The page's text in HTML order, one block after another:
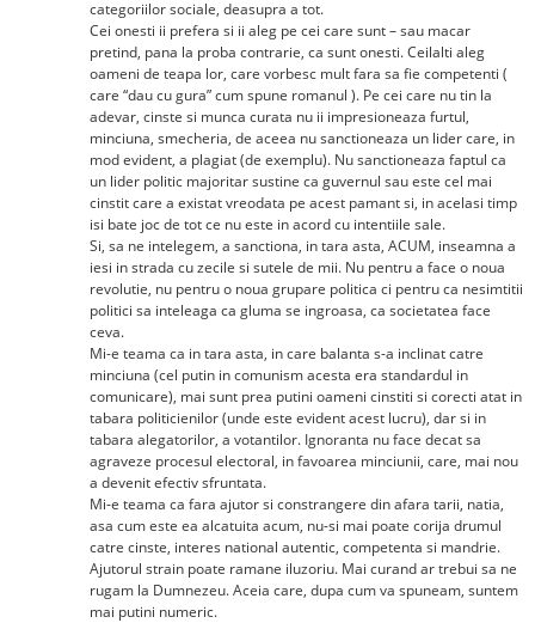
categoriilor sociale, deasupra a tot.
Cei onesti ii prefera si ii aleg pe cei care sunt – sau macar
pretind, pana la proba contrarie, ca sunt onesti. Ceilalti aleg
oameni de teapa lor, care vorbesc mult fara sa fie competenti (
care “dau cu gura” cum spune romanul ). Pe cei care nu tin la
adevar, cinste si munca curata nu ii impresioneaza furtul,
minciuna, smecheria, de aceea nu sanctioneaza un lider care, in
mod evident, a plagiat (de exemplu). Nu sanctioneaza faptul ca
un lider politic majoritar sustine ca guvernul sau este cel mai
cinstit care a existat vreodata pe acest pamant si, in acelasi timp
isi bate joc de tot ce nu este in acord cu intentiile sale.
Si, sa ne intelegem, a sanctiona, in tara asta, ACUM, inseamna a
iesi in strada cu zecile si sutele de mii. Nu pentru a face o noua
revolutie, nu pentru o noua grupare politica ci pentru ca nesimtitii
politici sa inteleaga ca gluma se ingroasa, ca societatea face
ceva.
Mi-e teama ca in tara asta, in care balanta s-a inclinat catre
minciuna (cel putin in comunism acesta era standardul in
comunicare), mai sunt prea putini oameni cinstiti si corecti atat in
tabara politicienilor (unde este evident acest lucru), dar si in
tabara alegatorilor, a votantilor. Ignoranta nu face decat sa
agraveze procesul electoral, in favoarea minciunii, care, mai nou
a devenit efectiv sfruntata.
Mi-e teama ca fara ajutor si constrangere din afara tarii, natia,
asa cum este ea alcatuita acum, nu-si mai poate corija drumul
catre cinste, interes national autentic, competenta si mandrie.
Ajutorul strain poate ramane iluzoriu. Mai curand ar trebui sa ne
rugam la Dumnezeu. Aceia care, dupa cum va spuneam, suntem
mai putini numeric.